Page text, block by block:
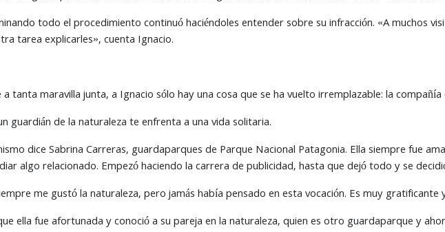
todo el procedimiento continuó haciéndoles entender sobre su infracción. «A muchos
tarea explicarles», cuenta Ignacio.
a tanta maravilla junta, a Ignacio sólo hay una cosa que se ha vuelto irremplazable: la
guardián de la naturaleza te enfrenta a una vida solitaria.
dice Sabrina Carreras, guardaparques de Parque Nacional Patagonia. Ella siempre fue
algo relacionado. Empezó haciendo la carrera de publicidad, hasta que dejó todo y se
me gustó la naturaleza, pero jamás había pensado en esta vocación. Es muy gratificante
ella fue afortunada y conoció a su pareja en la naturaleza, quien es otro guardaparque y